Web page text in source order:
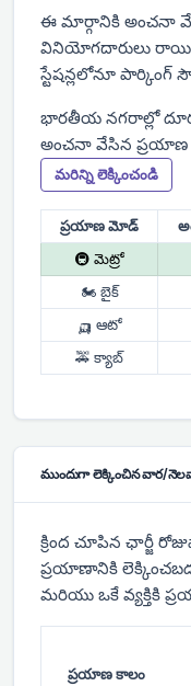
ఈ మార్గానికి అంచనా
వినియోగదారులు రాయితీ
స్టేషన్లలోనూ
భారతీయ నగరాల్లో
అంచనా వేసిన ప్రయాణ
మరిన్ని లెక్కించండి
ప్రయాణ మోడ్
🚇 మెట్రో
🏍 బైక్
🛺 ఆటో
🚕 క్యాబ్
ముందుగా లెక్కించిన వార/
క్రింద చూపిన ఛార్జీ
ప్రయాణానికి
మరియు ఒకే వ్యక్తికి
ప్రయాణ కాలం